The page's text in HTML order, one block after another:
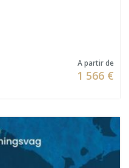
A partir de
1 566 €